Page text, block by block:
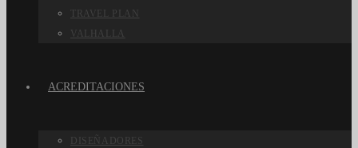
TRAVEL PLAN
VALHALLA
ACREDITACIONES
DISEÑADORES